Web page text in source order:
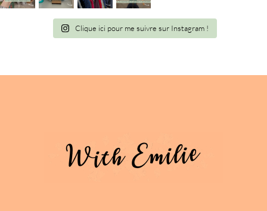
Clique ici pour me suivre sur Instagram !